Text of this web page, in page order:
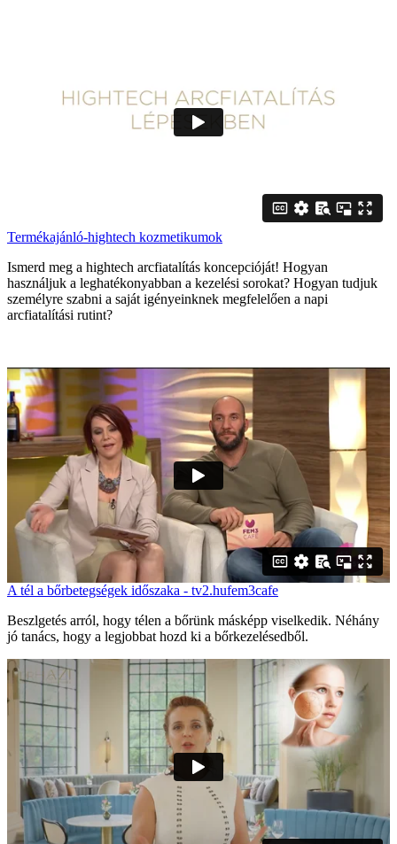
Termékajánló-hightech kozmetikumok
Ismerd meg a hightech arcfiatalítás koncepcióját! Hogyan
használjuk a leghatékonyabban a kezelési sorokat? Hogyan tudjuk
személyre szabni a saját igényeinknek megfelelően a napi
arcfiatalítási rutint?
A tél a bőrbetegségek időszaka - tv2.hufem3cafe
Beszlgetés arról, hogy télen a bőrünk másképp viselkedik. Néhány
jó tanács, hogy a legjobbat hozd ki a bőrkezelésedből.